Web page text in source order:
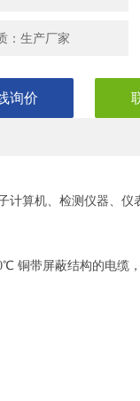
：生产厂家
询价
算机、检测仪器、仪
铜带屏蔽结构的电缆